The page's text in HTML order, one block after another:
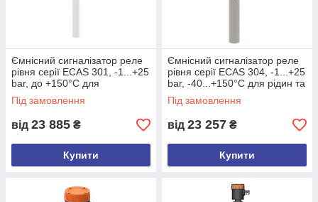
Ємнісний сигналізатор реле
рівня серії ECAS 301, -1...+25
bar, до +150°C для
антистатичних матеріалів
Під замовлення
від 23 885 ₴
Купити
Ємнісний сигналізатор реле
рівня серії ECAS 304, -1...+25
bar, -40...+150°C для рідин та
сипких матеріалів
Під замовлення
від 23 257 ₴
Купити